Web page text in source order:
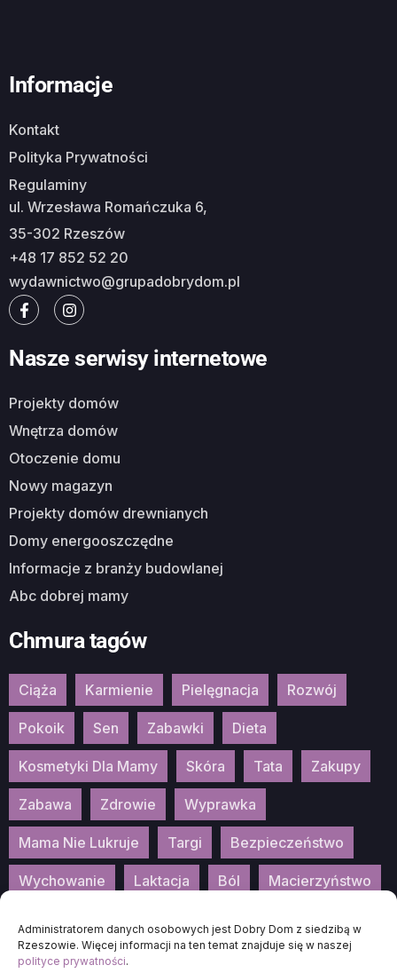
Administratorem danych osobowych jest Dobry Dom z siedzibą w
Rzeszowie. Więcej informacji na ten temat znajduje się w naszej
polityce prywatności.
Informacje
Kontakt
Polityka Prywatności
Regulaminy
ul. Wrzesława Romańczuka 6,
35-302 Rzeszów
+48 17 852 52 20
wydawnictwo@grupadobrydom.pl
Nasze serwisy internetowe
Projekty domów
Wnętrza domów
Otoczenie domu
Nowy magazyn
Projekty domów drewnianych
Domy energooszczędne
Informacje z branży budowlanej
Abc dobrej mamy
Chmura tagów
Ciąża Karmienie Pielęgnacja Rozwój
Pokoik Sen Zabawki Dieta
Kosmetyki Dla Mamy Skóra Tata Zakupy
Zabawa Zdrowie Wyprawka
Mama Nie Lukruje Targi Bezpieczeństwo
Wychowanie Laktacja Ból Macierzyństwo